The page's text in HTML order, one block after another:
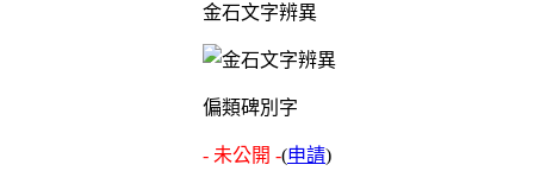
金石文字辨異
偏類碑別字
- 未公開 -(申請)